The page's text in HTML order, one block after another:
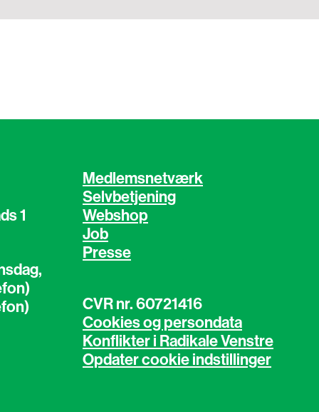
1
Medlemsnetværk
Selvbetjening
Webshop
Job
Presse
CVR nr. 60721416
Cookies og persondata
Konflikter i Radikale Venstre
Opdater cookie indstillinger